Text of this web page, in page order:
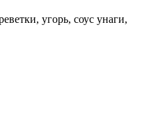
угорь, соус унаги,